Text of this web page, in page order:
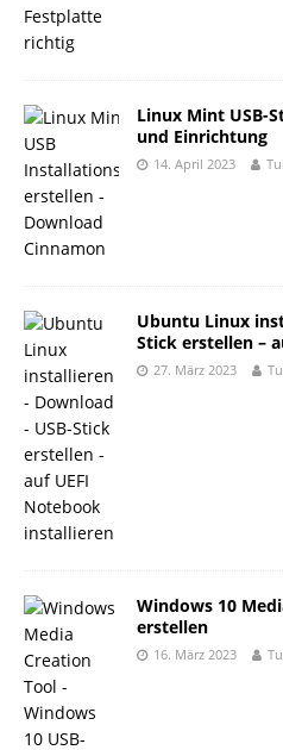
Linux Mint USB-
und Einrichtung
14. April 2023
Ubuntu Linux
Stick erstellen –
27. März 2023
Windows 10
erstellen
16. März 2023